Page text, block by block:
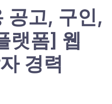
공고, 구인,
랫폼] 웹
경력